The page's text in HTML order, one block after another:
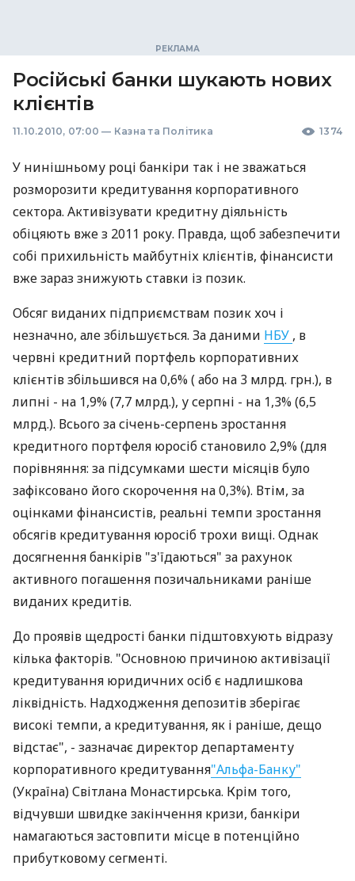
Російські банки шукають нових
клієнтів
11.10.2010, 07:00 — Казна та Політика 1374
У нинішньому році банкіри так і не зважаться
розморозити кредитування корпоративного
сектора. Активізувати кредитну діяльність
обіцяють вже з 2011 року. Правда, щоб забезпечити
собі прихильність майбутніх клієнтів, фінансисти
вже зараз знижують ставки із позик.
Обсяг виданих підприємствам позик хоч і
незначно, але збільшується. За даними НБУ , в
червні кредитний портфель корпоративних
клієнтів збільшився на 0,6% ( або на 3 млрд. грн.), в
липні - на 1,9% (7,7 млрд.), у серпні - на 1,3% (6,5
млрд.). Всього за січень-серпень зростання
кредитного портфеля юросіб становило 2,9% (для
порівняння: за підсумками шести місяців було
зафіксовано його скорочення на 0,3%). Втім, за
оцінками фінансистів, реальні темпи зростання
обсягів кредитування юросіб трохи вищі. Однак
досягнення банкірів "з'їдаються" за рахунок
активного погашення позичальниками раніше
виданих кредитів.
До проявів щедрості банки підштовхують відразу
кілька факторів. "Основною причиною активізації
кредитування юридичних осіб є надлишкова
ліквідність. Надходження депозитів зберігає
високі темпи, а кредитування, як і раніше, дещо
відстає", - зазначає директор департаменту
корпоративного кредитування"Альфа-Банку"
(Україна) Світлана Монастирська. Крім того,
відчувши швидке закінчення кризи, банкіри
намагаються застовпити місце в потенційно
прибутковому сегменті.